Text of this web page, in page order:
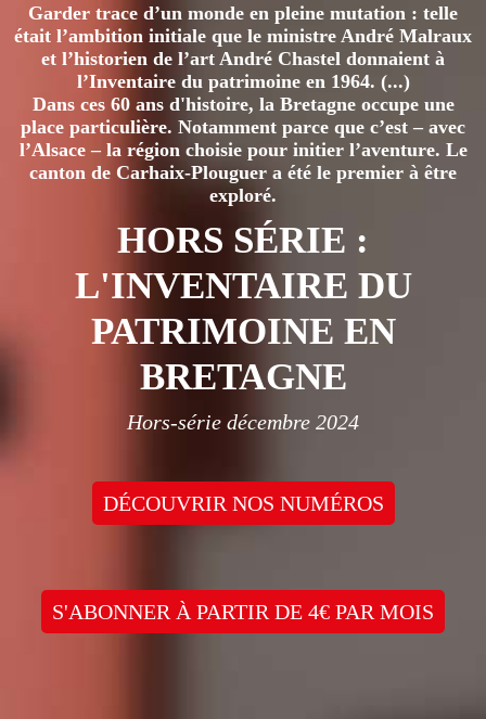
Garder trace d’un monde en pleine mutation : telle
était l’ambition initiale que le ministre André Malraux
et l’historien de l’art André Chastel donnaient à
l’Inventaire du patrimoine en 1964. (...)
Dans ces 60 ans d'histoire, la Bretagne occupe une
place particulière. Notamment parce que c’est – avec
l’Alsace – la région choisie pour initier l’aventure. Le
canton de Carhaix-Plouguer a été le premier à être
exploré.
HORS SÉRIE :
L'INVENTAIRE DU
PATRIMOINE EN
BRETAGNE
Hors-série décembre 2024
DÉCOUVRIR NOS NUMÉROS
S'ABONNER À PARTIR DE 4€ PAR MOIS